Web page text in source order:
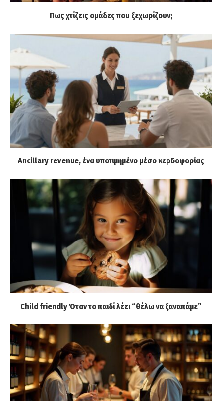
Πως χτίζεις ομάδες που ξεχωρίζουν;
Ancillary revenue, ένα υποτιμημένο μέσο κερδοφορίας
Child friendly Όταν το παιδί λέει “θέλω να ξαναπάμε”